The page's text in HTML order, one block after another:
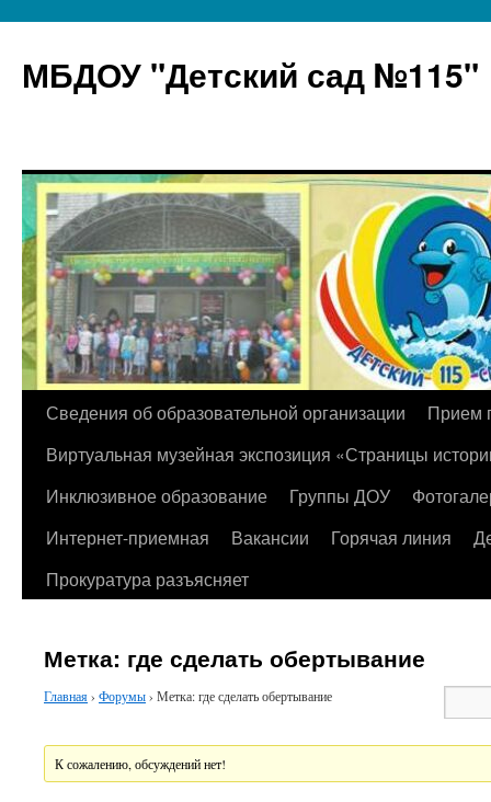
МБДОУ "Детский сад №115"
Перейти
содержимому
Сведения об образовательной организации
Прием
Виртуальная музейная экспозиция «Страницы
Инклюзивное образование
Группы ДОУ
Интернет-приемная
Вакансии Горячая линия
Прокуратура разъясняет
Метка: где сделать обертывание
Главная› Форумы› Метка: где сделать обертывание
К сожалению, обсуждений нет!